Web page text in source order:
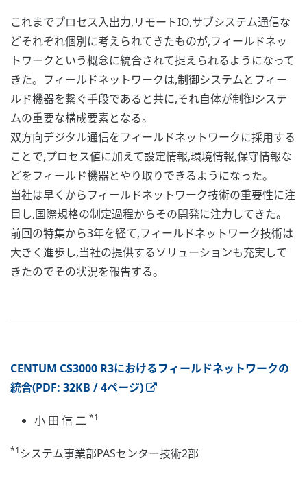
これまでプロセス入出力,リモートIO,サブシステム通信な
どそれぞれ個別に考えられてきたものが,フィールドネッ
トワークという概念に統合されて捉えられるようになって
きた。フィールドネットワークは,制御システムとフィー
ルド機器を繋ぐ手段であると共に,それ自体が制御システ
ムの重要な構成要素となる。
双方向デジタル通信をフィールドネットワークに採用する
ことで,プロセス値に加えて設定情報,環境情報,保守情報な
どをフィールド機器とやり取りできるようになった。
当社は早くからフィールドネットワーク技術の重要性に注
目し,国際規格の制定過程からその開発に注力してきた。
前回の特集から3年を経て,フィールドネットワーク技術は
大きく進歩し,当社の提供するソリューションも充実して
きたのでその状況を報告する。
CENTUM CS3000 R3におけるフィールドネットワークの
統合(PDF: 32KB / 4ページ)
小 田 信 二 *1
*1 システム事業部PASセンター技術2部